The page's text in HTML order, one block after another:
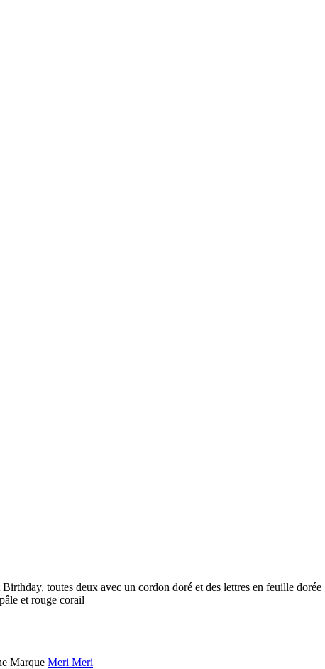
toutes deux avec un cordon doré et des lettres en feuille dorée
et rouge corail
Marque Meri Meri